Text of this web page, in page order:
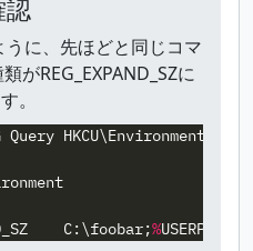
認
に、先ほどと同じコマ
がREG_EXPAND_SZに
。
Query HKCU\Environment
C:\foobar;%